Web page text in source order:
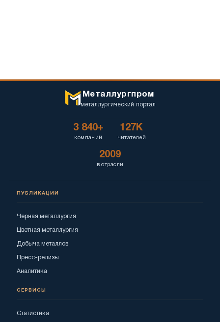
Металлургпром
металлургический портал
3 840+
компаний
127K
читателей
2009
в отрасли
ПУБЛИКАЦИИ
Черная металлургия
Цветная металлургия
Добыча металлов
Пресс-релизы
Аналитика
СЕРВИСЫ
Статистика